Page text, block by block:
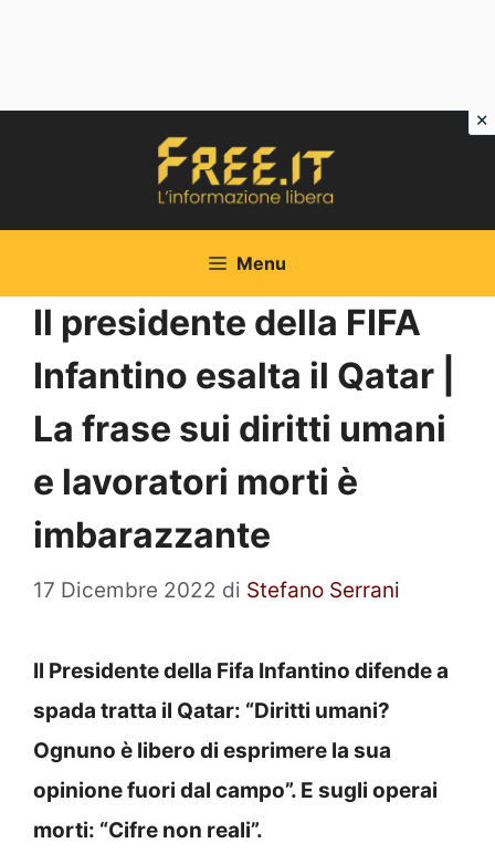
Menu
Il presidente della FIFA
Infantino esalta il Qatar |
La frase sui diritti umani
e lavoratori morti è
imbarazzante
17 Dicembre 2022 di Stefano Serrani
Il Presidente della Fifa Infantino difende a
spada tratta il Qatar: “Diritti umani?
Ognuno è libero di esprimere la sua
opinione fuori dal campo”. E sugli operai
morti: “Cifre non reali”.